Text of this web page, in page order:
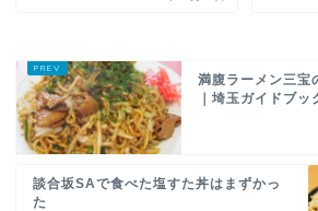
満腹ラーメン三宝
｜埼玉ガイドブ
談合坂SAで食べた塩すた丼はまずかっ
た